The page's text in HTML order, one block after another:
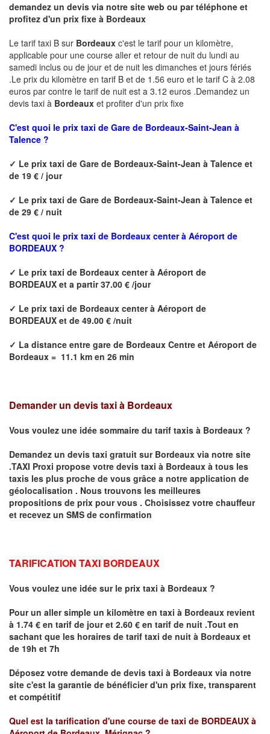
demandez un devis via notre site web ou par téléphone et
profitez d'un prix fixe à Bordeaux
Le tarif taxi B sur Bordeaux c'est le tarif pour un kilomètre,
applicable pour une course aller et retour de nuit du lundi au
samedi inclus ou de jour et de nuit les dimanches et jours fériés
.Le prix du kilomètre en tarif B et de 1.56 euro et le tarif C à 2.08
euros par contre le tarif de nuit est a 3.12 euros .Demandez un
devis taxi à Bordeaux et profiter d'un prix fixe
C'est quoi le prix taxi de Gare de Bordeaux-Saint-Jean à
Talence ?
✓ Le prix taxi de Gare de Bordeaux-Saint-Jean à Talence et
de 19 € / jour
✓ Le prix taxi de Gare de Bordeaux-Saint-Jean à Talence et
de 29 € / nuit
C'est quoi le prix taxi de Bordeaux center à Aéroport de
BORDEAUX ?
✓ Le prix taxi de Bordeaux center à Aéroport de
BORDEAUX et a partir 37.00 € /jour
✓ Le prix taxi de Bordeaux center à Aéroport de
BORDEAUX et de 49.00 € /nuit
✓ La distance entre gare de Bordeaux Centre et Aéroport de
Bordeaux = 11.1 km en 26 min
Demander un devis taxi à Bordeaux
Vous voulez une idée sommaire du tarif taxis à Bordeaux ?
Demandez un devis taxi gratuit sur Bordeaux via notre site
.TAXI Proxi propose votre devis taxi à Bordeaux à tous les
taxis les plus proche de vous grâce a notre application de
géolocalisation . Nous trouvons les meilleures
propositions de prix pour vous . Choisissez votre chauffeur
et recevez un SMS de confirmation
TARIFICATION TAXI BORDEAUX
Vous voulez une idée sur le prix taxi à Bordeaux ?
Pour un aller simple un kilomètre en taxi à Bordeaux revient
à 1.74 € en tarif de jour et 2.60 € en tarif de nuit .Tout en
sachant que les horaires de tarif taxi de nuit à Bordeaux et
de 19h et 7h
Déposez votre demande de devis taxi à Bordeaux via notre
site c'est la garantie de bénéficier d'un prix fixe, transparent
et compétitif
Quel est la tarification d'une course de taxi de BORDEAUX à